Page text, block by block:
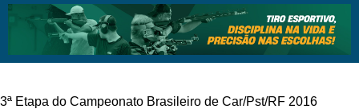
3ª Etapa do Campeonato Brasileiro de Car/Pst/RF 2016